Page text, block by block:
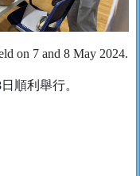
on 7 and 8 May 2024.
順利舉行。